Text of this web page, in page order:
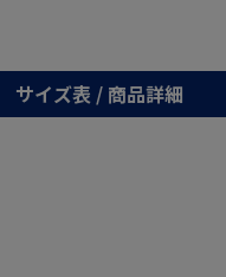
サイズ表 / 商品詳細